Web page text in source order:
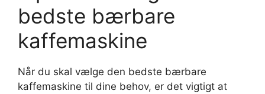
bedste bærbare
kaffemaskine
Når du skal vælge den bedste bærbare
kaffemaskine til dine behov, er det vigtigt at